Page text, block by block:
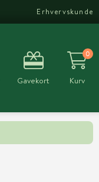
Erhvervskunde
Gavekort
0
Kurv